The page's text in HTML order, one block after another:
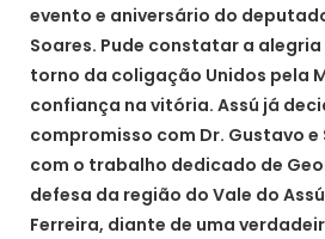
evento e aniversário do
Soares. Pude constatar a alegria
torno da coligação Unidos pela
confiança na vitória. Assú já
compromisso com Dr. Gustavo
com o trabalho dedicado de
defesa da região do Vale do
Ferreira, diante de uma